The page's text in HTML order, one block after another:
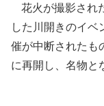
花火が撮影され
した川開きのイベ
催が中断されたも
に再開し、名物と